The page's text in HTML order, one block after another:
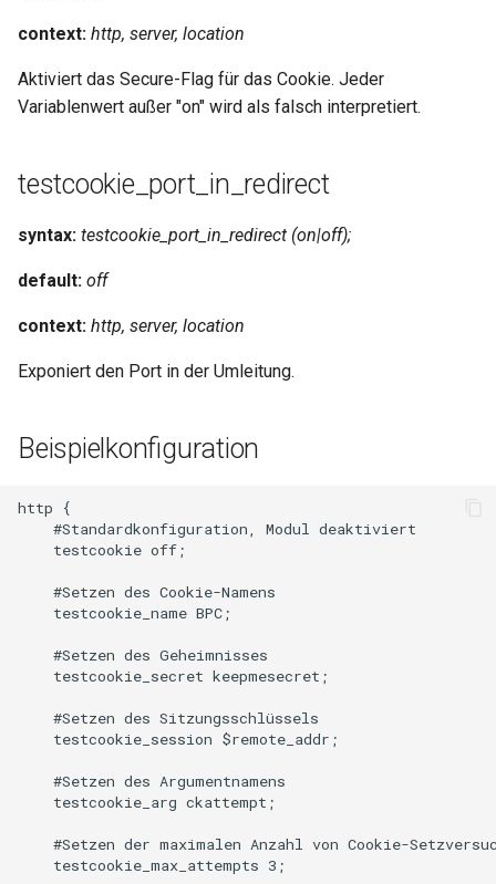
context: http, server, location
Aktiviert das Secure-Flag für das Cookie. Jeder
Variablenwert außer "on" wird als falsch interpretiert.
testcookie_port_in_redirect
syntax: testcookie_port_in_redirect (on|off);
default: off
context: http, server, location
Exponiert den Port in der Umleitung.
Beispielkonfiguration
http {
    #Standardkonfiguration, Modul deaktiviert
    testcookie off;
    #Setzen des Cookie-Namens
    testcookie_name BPC;
    #Setzen des Geheimnisses
    testcookie_secret keepmesecret;
    #Setzen des Sitzungsschlüssels
    testcookie_session $remote_addr;
    #Setzen des Argumentnamens
    testcookie_arg ckattempt;
#Setzen der maximalen Anzahl von Cookie-
    testcookie_max_attempts 3;